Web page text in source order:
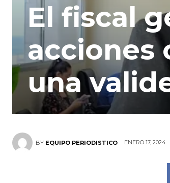
El fiscal
acciones
una
BY EQUIPO PERIODISTICO ENERO 17, 2024